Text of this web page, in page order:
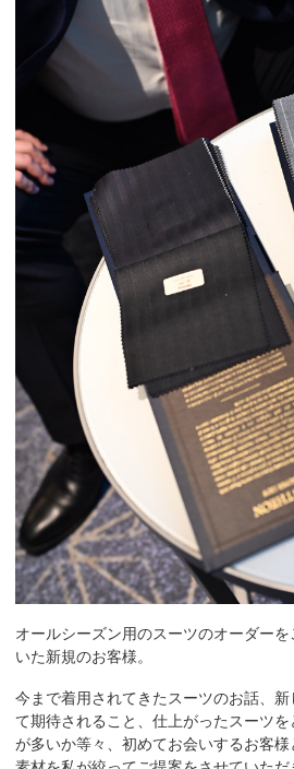
オールシーズン用のスーツのオーダー
いた新規のお客様。
今まで着用されてきたスーツのお話、
て期待されること、仕上がったスーツ
が多いか等々、初めてお会いするお客